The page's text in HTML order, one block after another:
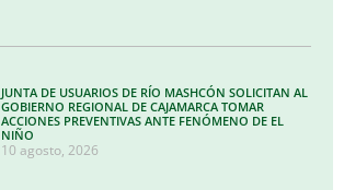
JUNTA DE USUARIOS DE RÍO MASHCÓN SOLICITAN AL
GOBIERNO REGIONAL DE CAJAMARCA TOMAR
ACCIONES PREVENTIVAS ANTE FENÓMENO DE EL
NIÑO
10 agosto, 2026